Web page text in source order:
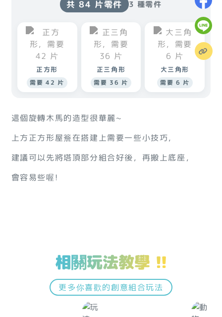
共 84 片零件 3 種零件
正方形
需要 42 片
正三角形
需要 36 片
大三角形
需要 6 片
這個旋轉木馬的造型很華麗~
上方正方形屋簷在搭建上需要一些小技巧，
建議可以先將塔頂部分組合好後，再搬上底座，
會容易些喔!
相關玩法教學 !!
更多你喜歡的創意組合玩法